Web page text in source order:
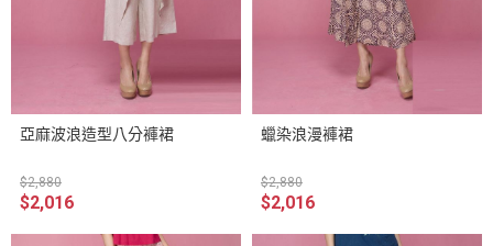
亞麻波浪造型八分褲裙
$2,880
$2,016
蠟染浪漫褲裙
$2,880
$2,016